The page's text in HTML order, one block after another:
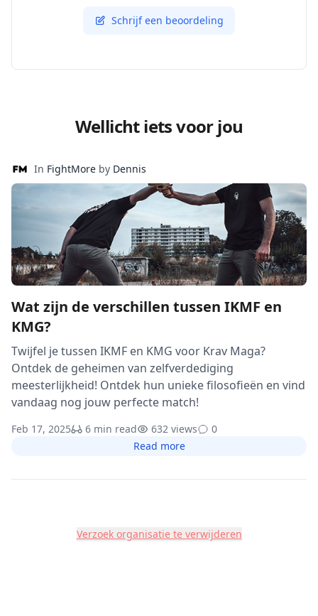
Schrijf een beoordeling
Wellicht iets voor jou
In FightMore by Dennis
Wat zijn de verschillen tussen IKMF en
KMG?
Twijfel je tussen IKMF en KMG voor Krav Maga?
Ontdek de geheimen van zelfverdediging
meesterlijkheid! Ontdek hun unieke filosofieën en vind
vandaag nog jouw perfecte match!
Feb 17, 2025 6 min read 632 views
0
Read more
Verzoek organisatie te verwijderen